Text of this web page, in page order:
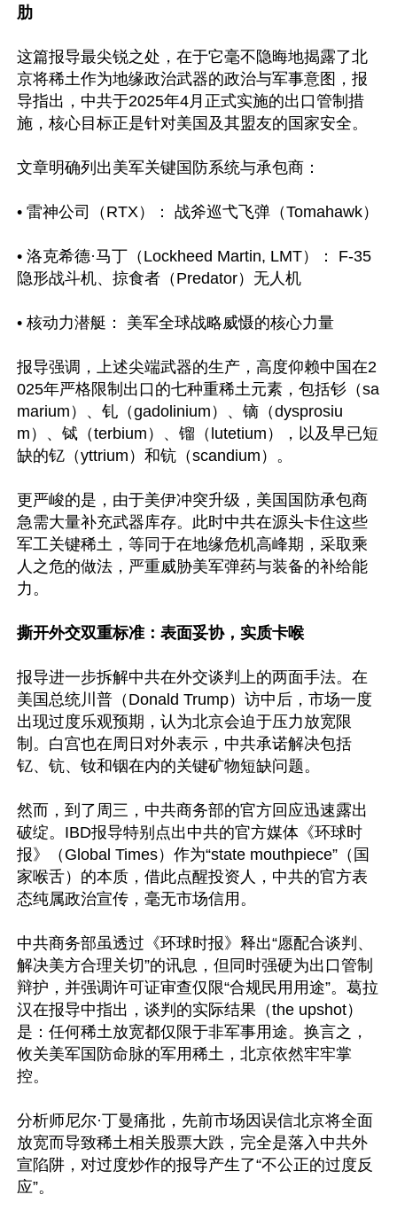
肋
这篇报导最尖锐之处，在于它毫不隐晦地揭露了北
京将稀土作为地缘政治武器的政治与军事意图，报
导指出，中共于2025年4月正式实施的出口管制措
施，核心目标正是针对美国及其盟友的国家安全。
文章明确列出美军关键国防系统与承包商：
• 雷神公司（RTX）： 战斧巡弋飞弹（Tomahawk）
• 洛克希德·马丁（Lockheed Martin, LMT）： F-35
隐形战斗机、掠食者（Predator）无人机
• 核动力潜艇： 美军全球战略威慑的核心力量
报导强调，上述尖端武器的生产，高度仰赖中国在2
025年严格限制出口的七种重稀土元素，包括钐（sa
marium）、钆（gadolinium）、镝（dysprosiu
m）、铽（terbium）、镏（lutetium），以及早已短
缺的钇（yttrium）和钪（scandium）。
更严峻的是，由于美伊冲突升级，美国国防承包商
急需大量补充武器库存。此时中共在源头卡住这些
军工关键稀土，等同于在地缘危机高峰期，采取乘
人之危的做法，严重威胁美军弹药与装备的补给能
力。
撕开外交双重标准：表面妥协，实质卡喉
报导进一步拆解中共在外交谈判上的两面手法。在
美国总统川普（Donald Trump）访中后，市场一度
出现过度乐观预期，认为北京会迫于压力放宽限
制。白宫也在周日对外表示，中共承诺解决包括
钇、钪、钕和铟在内的关键矿物短缺问题。
然而，到了周三，中共商务部的官方回应迅速露出
破绽。IBD报导特别点出中共的官方媒体《环球时
报》（Global Times）作为“state mouthpiece”（国
家喉舌）的本质，借此点醒投资人，中共的官方表
态纯属政治宣传，毫无市场信用。
中共商务部虽透过《环球时报》释出“愿配合谈判、
解决美方合理关切”的讯息，但同时强硬为出口管制
辩护，并强调许可证审查仅限“合规民用用途”。葛拉
汉在报导中指出，谈判的实际结果（the upshot）
是：任何稀土放宽都仅限于非军事用途。换言之，
攸关美军国防命脉的军用稀土，北京依然牢牢掌
控。
分析师尼尔·丁曼痛批，先前市场因误信北京将全面
放宽而导致稀土相关股票大跌，完全是落入中共外
宣陷阱，对过度炒作的报导产生了“不公正的过度反
应”。